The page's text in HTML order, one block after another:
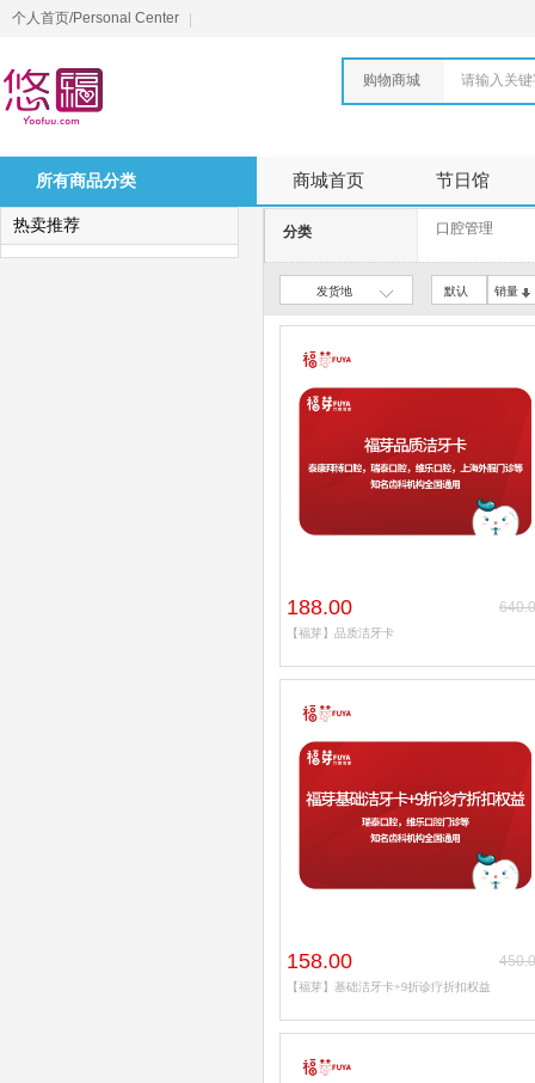
个人首页/Personal Center
购物商城 请输入关
所有商品分类 商城首页 节日馆
热卖推荐 分类 口腔管理
发货地 默认 销量
188.00
【福芽】品质洁牙卡
158.00
【福芽】基础洁牙卡+9折诊疗折扣权益